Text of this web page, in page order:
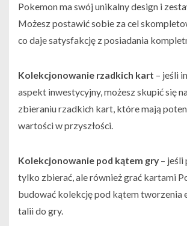
Pokemon ma swój unikalny design i
Możesz postawić sobie za cel
co daje satysfakcję z posiadania
Kolekcjonowanie rzadkich kart – jeśli
aspekt inwestycyjny, możesz skupić się
zbieraniu rzadkich kart, które mają
wartości w przyszłości.
Kolekcjonowanie pod kątem gry – jeśli
tylko zbierać, ale również grać kartami
budować kolekcję pod kątem tworzenia
talii do gry.